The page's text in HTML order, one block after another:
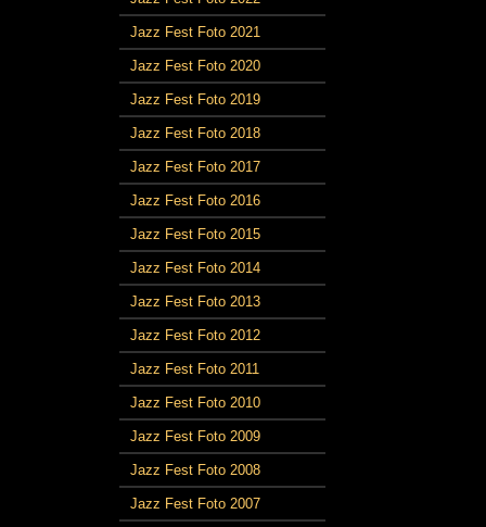
Jazz Fest Foto 2021
Jazz Fest Foto 2020
Jazz Fest Foto 2019
Jazz Fest Foto 2018
Jazz Fest Foto 2017
Jazz Fest Foto 2016
Jazz Fest Foto 2015
Jazz Fest Foto 2014
Jazz Fest Foto 2013
Jazz Fest Foto 2012
Jazz Fest Foto 2011
Jazz Fest Foto 2010
Jazz Fest Foto 2009
Jazz Fest Foto 2008
Jazz Fest Foto 2007